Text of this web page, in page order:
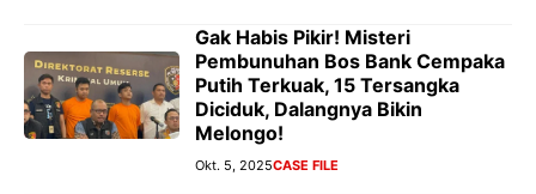
Gak Habis Pikir! Misteri
Pembunuhan Bos Bank Cempaka
Putih Terkuak, 15 Tersangka
Diciduk, Dalangnya Bikin
Melongo!
Okt. 5, 2025CASE FILE